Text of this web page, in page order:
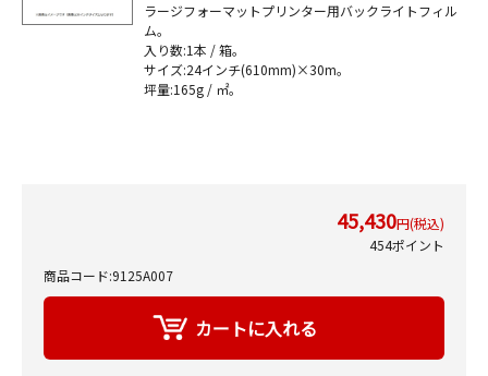
ラージフォーマットプリンター用バックライトフィル
ム｡
入り数:1本 / 箱｡
サイズ:24インチ(610mm)×30m｡
坪量:165g / ㎡｡
45,430円(税込)
454ポイント
商品コード:9125A007